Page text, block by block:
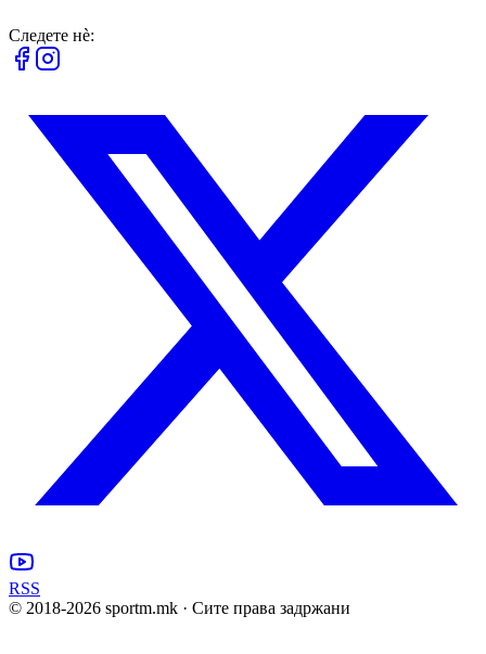
Следете нè:
RSS
© 2018-2026 sportm.mk · Сите права задржани